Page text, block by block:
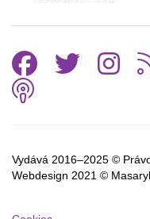
Vydává 2016–2025 ©
Webdesign 2021 ©
Podcast